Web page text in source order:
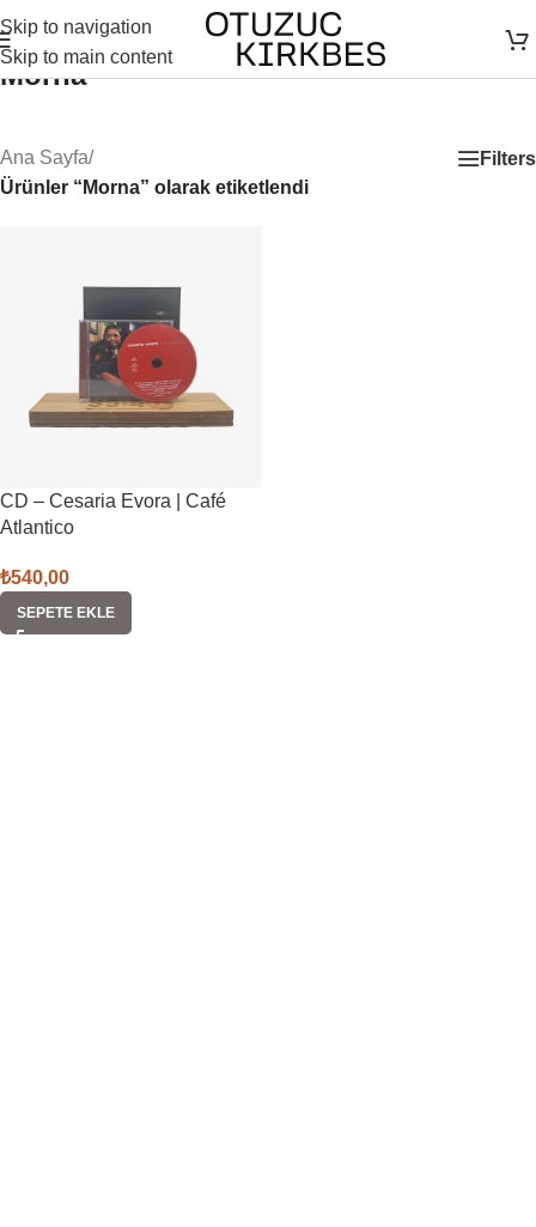
Skip to navigation
Skip to main content
Morna
Ana Sayfa/
Ürünler “Morna” olarak etiketlendi
Filters
CD – Cesaria Evora | Café
Atlantico
₺540,00
SEPETE EKLE